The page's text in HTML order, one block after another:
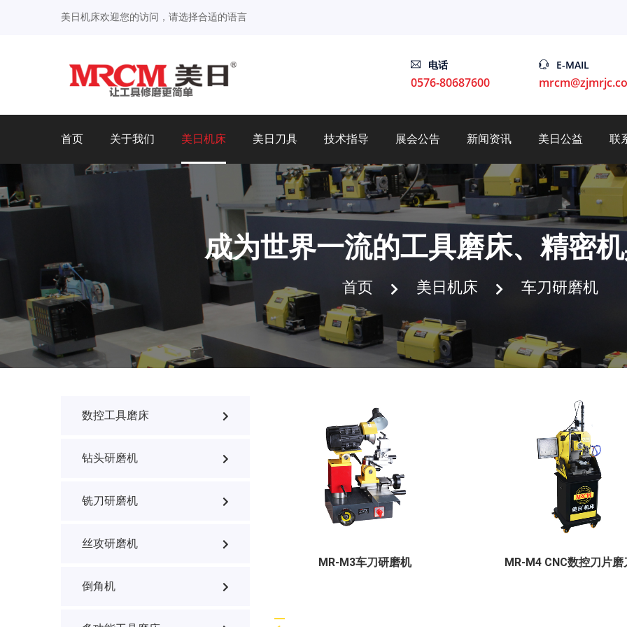
美日机床欢迎您的访问，请选择合适的语言
电话
0576-80687600
E-MAIL
首页 关于我们 美日机床 美日刀具 技术指导 展会公告 新闻资讯 美日公益 联
成为世界一流的工具磨床、精密
首页 美日机床 车刀研磨机
数控工具磨床
钻头研磨机
铣刀研磨机
丝攻研磨机
倒角机
MR-M3车刀研磨机 MR-M4 CNC数控刀片磨